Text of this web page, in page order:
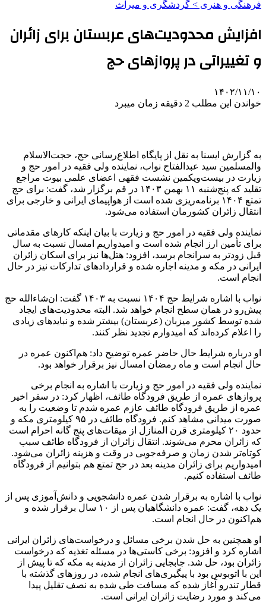
فرهنگی و هنری > گردشگری و میراث
افزایش محدودیت‌های عربستان برای زائران
و تغییراتی در پروازهای حج
۱۴۰۲/۱۱/۱۰
خواندن این مطلب 2 دقیقه زمان میبرد
به گزارش ایسنا به نقل از پایگاه اطلاع‌رسانی حج، حجت‌الاسلام
والمسلمین سید عبدالفتاح نواب، نماینده ولی فقیه در امور حج و
زیارت در بیست‌ویکمین نشست فقهی اعضای علمی بیوت مراجع
تقلید که پنج‌شنبه ۱۱ بهمن ۱۴۰۳ در قم برگزار شد، گفت: برای حج
تمتع ۱۴۰۴ برنامه‌ریزی شده است از هواپیمای ایرانی و خارجی برای
انتقال زائران کشورمان استفاده می‌شود.
نماینده ولی فقیه در امور حج و زیارت با بیان اینکه کارهای مقدماتی
برای تأمین ارز انجام شده است و امیدواریم امسال نسبت به سال
قبل زودتر به سرانجام برسد، افزود: هتل‌ها نیز برای اسکان زائران
ایرانی در مکه و مدینه اجاره‌ شده و قراردادهای تدارکات نیز در حال
انجام است.
نواب با اشاره شرایط حج ۱۴۰۴ نسبت به ۱۴۰۳ گفت: ان‌شاءالله حج
پیش‌رو در همان سطح انجام خواهد شد. البته‌ محدودیت‌های ایجاد
شده توسط کشور میزبان (عربستان) بیشتر شده و نبایدهای زیادی
را اعلام کرده‌اند که امیدوارم تجدید نظر کنند.
او درباره شرایط حال حاضر عمره توضیح داد: هم‌اکنون عمره در
حال انجام است و ماه رمضان امسال نیز برقرار خواهد بود.
نماینده ولی فقیه در امور حج و زیارت با اشاره به انجام برخی
پروازهای عمره از طریق فرودگاه طائف، اظهار کرد: در سفر اخیر
عمره از طریق فرودگاه طائف عازم عمره شدم تا وضعیت را به
صورت میدانی مشاهد کنم. فرودگاه طائف در ۹۵ کیلومتری مکه و
حدود ۲۰ کیلومتری قرن المنازل از میقات‌های پنج گانه احرام است
که زائران محرم می‌شوند. انتقال زائران از فرودگاه طائف سبب
کوتاه‌تر شدن زمان و صرفه‌جویی در وقت و هزینه زائران می‌شود.
امیدواریم برای زائران مدینه بعد در حج تمتع هم بتوانیم از فرودگاه
طائف استفاده کنیم.
نواب با اشاره به برقرار شدن عمره دانشجویی و دانش‌آموزی پس از
یک دهه، گفت: عمره دانشگاهیان پس از ۱۰ سال برقرار شده و
هم‌اکنون‌ در حال انجام است.
او همچنین به حل شدن برخی مسائل و درخواست‌های زائران ایرانی
اشاره کرد و افزود: برخی کاستی‌ها در مسئله تغذیه که درخواست‌
زائران بود، حل شد. جابجایی زائران از مدینه به مکه که تا پیش از
این با اتوبوس بود با پیگیری‌های انجام شده، در روزهای گذشته با
قطار تندرو آغاز شده که مسافت طی شده به نصف تقلیل پیدا
می‌کند و مورد رضایت زائران ایرانی است.